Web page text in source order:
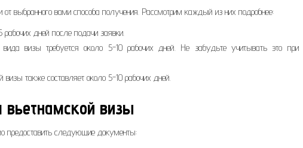
выбранного вами способа получения. Рассмотрим каждый из них подробнее:
рабочих дней после подачи заявки.
визы требуется около 5-10 рабочих дней. Не забудьте учитывать это при
визы также составляет около 5-10 рабочих дней.
визы
предоставить следующие документы: